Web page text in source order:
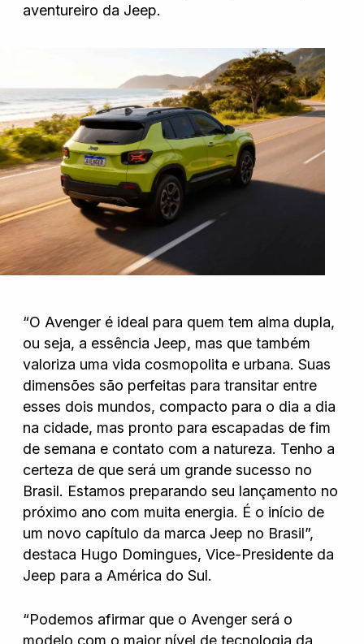
aventureiro da Jeep.
“O Avenger é ideal para quem tem alma dupla,
ou seja, a essência Jeep, mas que também
valoriza uma vida cosmopolita e urbana. Suas
dimensões são perfeitas para transitar entre
esses dois mundos, compacto para o dia a dia
na cidade, mas pronto para escapadas de fim
de semana e contato com a natureza. Tenho a
certeza de que será um grande sucesso no
Brasil. Estamos preparando seu lançamento no
próximo ano com muita energia. É o início de
um novo capítulo da marca Jeep no Brasil”,
destaca Hugo Domingues, Vice-Presidente da
Jeep para a América do Sul.
“Podemos afirmar que o Avenger será o
modelo com o maior nível de tecnologia da